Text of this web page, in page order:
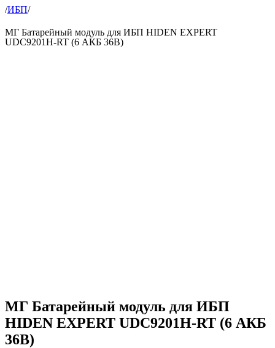
/ИБП/
МГ Батарейный модуль для ИБП HIDEN EXPERT
UDC9201H-RT (6 АКБ 36В)
МГ Батарейный модуль для ИБП
HIDEN EXPERT UDC9201H-RT (6 АКБ
36В)